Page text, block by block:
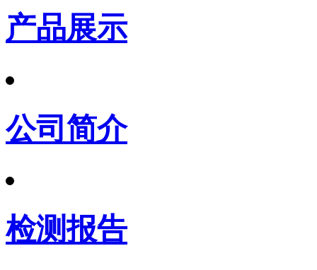
产品展示
公司简介
检测报告